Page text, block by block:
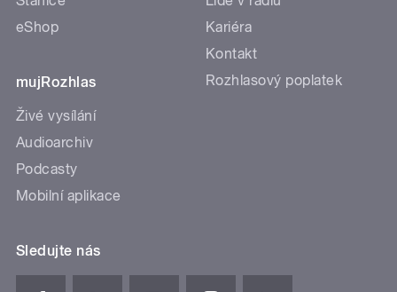
eShop
mujRozhlas
Živé vysílání
Audioarchiv
Podcasty
Mobilní aplikace
Kariéra
Kontakt
Rozhlasový poplatek
Sledujte nás